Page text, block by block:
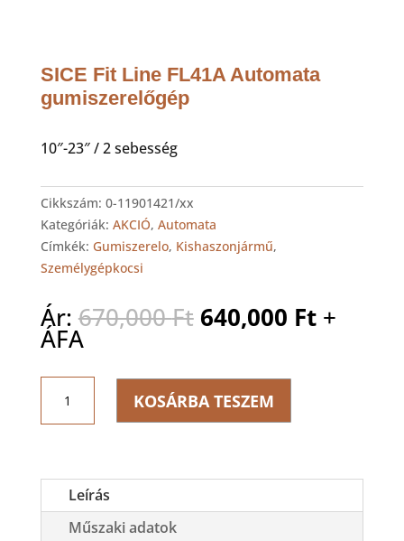
SICE Fit Line FL41A Automata
gumiszerelőgép
10″-23″ / 2 sebesség
Cikkszám: 0-11901421/xx
Kategóriák: AKCIÓ, Automata
Címkék: Gumiszerelo, Kishaszonjármű,
Személygépkocsi
Ár: 670,000Ft Original
price
670,000 Ft.
640,000 FtCurrent
+
ÁFA
Line
gumiszerelőgép
mennyiség
KOSÁRBA TESZEM
Leírás
Műszaki adatok